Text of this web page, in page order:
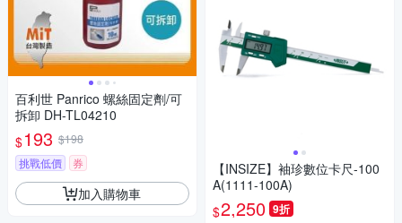
百利世 Panrico 螺絲固定劑/可
拆卸 DH-TL04210
$193 $198
挑戰低價
券
加入購物車
【INSIZE】袖珍數位卡尺-100
A(1111-100A)
$2,250 9折